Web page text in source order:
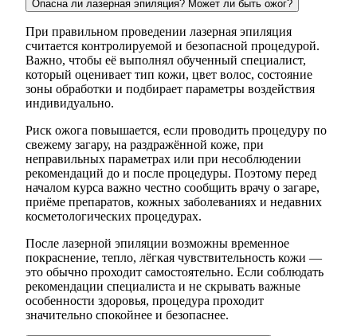
Опасна ли лазерная эпиляция? Может ли быть ожог?
При правильном проведении лазерная эпиляция
считается контролируемой и безопасной процедурой.
Важно, чтобы её выполнял обученный специалист,
который оценивает тип кожи, цвет волос, состояние
зоны обработки и подбирает параметры воздействия
индивидуально.
Риск ожога повышается, если проводить процедуру по
свежему загару, на раздражённой коже, при
неправильных параметрах или при несоблюдении
рекомендаций до и после процедуры. Поэтому перед
началом курса важно честно сообщить врачу о загаре,
приёме препаратов, кожных заболеваниях и недавних
косметологических процедурах.
После лазерной эпиляции возможны временное
покраснение, тепло, лёгкая чувствительность кожи —
это обычно проходит самостоятельно. Если соблюдать
рекомендации специалиста и не скрывать важные
особенности здоровья, процедура проходит
значительно спокойнее и безопаснее.